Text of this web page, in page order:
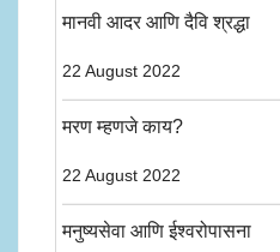
मानवी आदर आणि दैवि श्रद्धा
22 August 2022
मरण म्हणजे काय?
22 August 2022
मनुष्यसेवा आणि ईश्वरोपासना